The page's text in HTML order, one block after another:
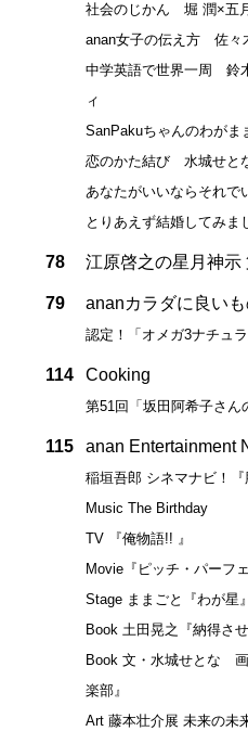
社会のじかん 堀 潤×五
anan女子の伝え方 佐々
中学英語で世界一周 鈴
ィ
SanPakuちゃんのわが
恋のかた結び 水城せと
あなたがいいならそれ
とりあえず結婚してみ
78 江原啓之の星月神示
79 ananカラダに良い
認定！「オメガ3ナチュラ
114 Cooking
第51回「坂田阿希子さん
115 anan Entertainment
稲垣吾郎 シネマナビ！『
Music The Birthday
TV 『俺物語!! 』
Movie『ピッチ・パーフェ
Stage ままごと『わが星』
Book 土田晃之『納得させ
Book 文・水城せとな
楽部』
Art 藤本壮介展 未来の未